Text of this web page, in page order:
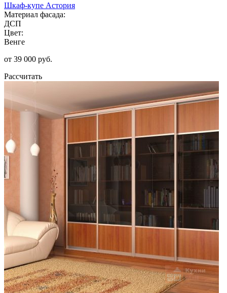
Шкаф-купе Астория
Материал фасада:
ДСП
Цвет:
Венге
от 39 000 руб.
Рассчитать